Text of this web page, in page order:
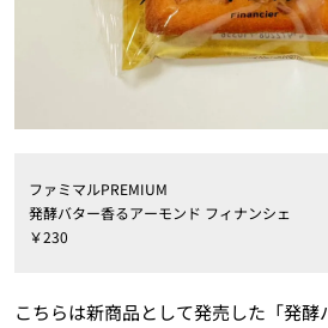
ファミマルPREMIUM
発酵バター香るアーモンド フィナンシェ
￥230
こちらは新商品として発売した「発酵